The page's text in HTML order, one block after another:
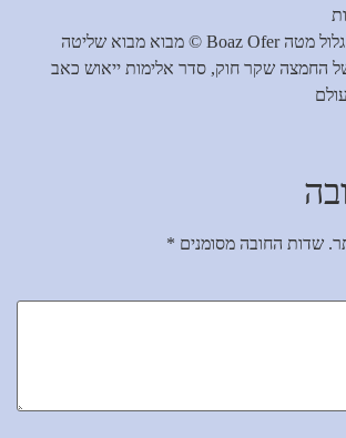
מוליכי עולם הפחד גלול מטה Boaz Ofer © מבוא מבוא שליטה
החמצה שקר חוק, סדר אלימות ייאוש כאב
שדות החובה מסומנים *